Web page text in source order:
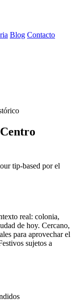
Blog Contacto
tip-based por el
real: colonia,
de hoy. Cercano,
para aprovechar el
sujetos a